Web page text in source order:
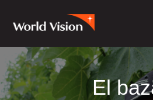
El